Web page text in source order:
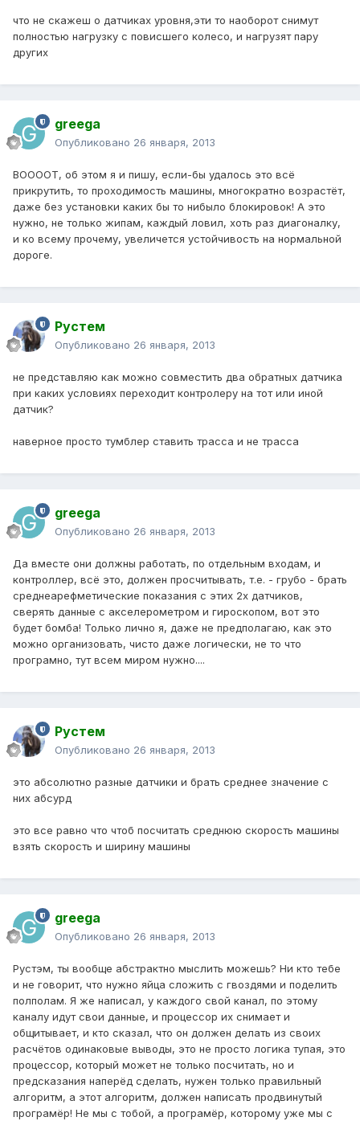
что не скажеш о датчиках уровня,эти то наоборот снимут
полностью нагрузку с повисшего колесо, и нагрузят пару
других
greega
Опубликовано 26 января, 2013
ВООООТ, об этом я и пишу, если-бы удалось это всё
прикрутить, то проходимость машины, многократно возрастёт,
даже без установки каких бы то нибыло блокировок! А это
нужно, не только жипам, каждый ловил, хоть раз диагоналку,
и ко всему прочему, увеличется устойчивость на нормальной
дороге.
Рустем
Опубликовано 26 января, 2013
не представляю как можно совместить два обратных датчика
при каких условиях переходит контролеру на тот или иной
датчик?
наверное просто тумблер ставить трасса и не трасса
greega
Опубликовано 26 января, 2013
Да вместе они должны работать, по отдельным входам, и
контроллер, всё это, должен просчитывать, т.е. - грубо - брать
среднеарефметические показания с этих 2х датчиков,
сверять данные с акселерометром и гироскопом, вот это
будет бомба! Только лично я, даже не предполагаю, как это
можно организовать, чисто даже логически, не то что
програмно, тут всем миром нужно....
Рустем
Опубликовано 26 января, 2013
это абсолютно разные датчики и брать среднее значение с
них абсурд
это все равно что чтоб посчитать среднюю скорость машины
взять скорость и ширину машины
greega
Опубликовано 26 января, 2013
Рустэм, ты вообще абстрактно мыслить можешь? Ни кто тебе
и не говорит, что нужно яйца сложить с гвоздями и поделить
полполам. Я же написал, у каждого свой канал, по этому
каналу идут свои данные, и процессор их снимает и
общитывает, и кто сказал, что он должен делать из своих
расчётов одинаковые выводы, это не просто логика тупая, это
процессор, который может не только посчитать, но и
предсказания наперёд сделать, нужен только правильный
алгоритм, а этот алгоритм, должен написать продвинутый
програмёр! Не мы с тобой, а програмёр, которому уже мы с